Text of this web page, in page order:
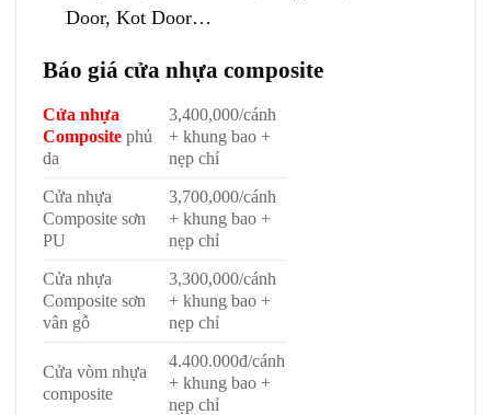
Door, Kot Door…
Báo giá cửa nhựa composite
Cửa nhựa
Composite phủ
da
3,400,000/cánh
+ khung bao +
nẹp chỉ
Cửa nhựa
Composite sơn
PU
3,700,000/cánh
+ khung bao +
nẹp chỉ
Cửa nhựa
Composite sơn
vân gỗ
3,300,000/cánh
+ khung bao +
nẹp chỉ
Cửa vòm nhựa
composite
4.400.000đ/cánh
+ khung bao +
nẹp chỉ